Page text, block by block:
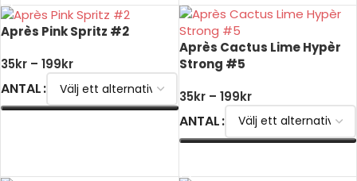
Après Pink Spritz #2
35kr – 199kr
ANTAL
Après Cactus Lime Hypèr
Strong #5
35kr – 199kr
ANTAL